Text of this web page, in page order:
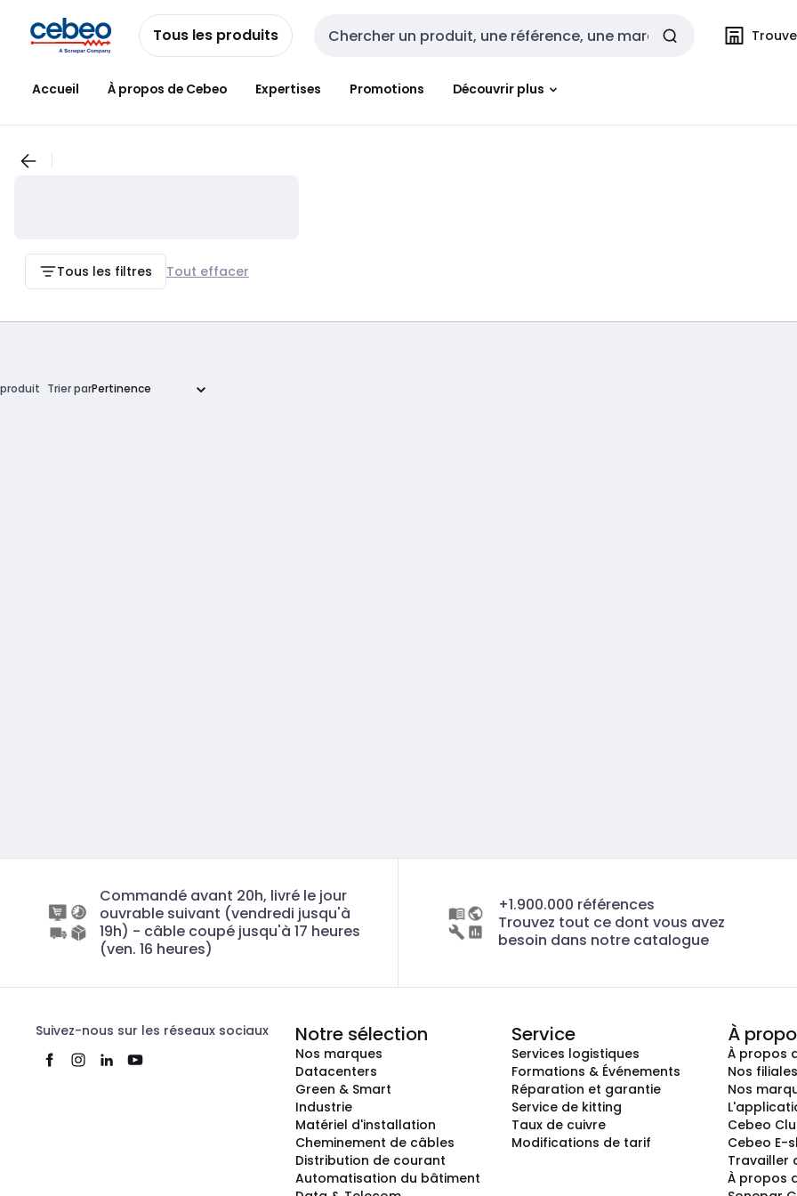
navigationau
contenu
Tous les produits Entrée de recherche
Accueil À propos de Cebeo Expertises Promotions Découvrir plus
Tous les filtres Tout effacer
produit Trier par
Commandé avant 20h, livré le jour
ouvrable suivant (vendredi jusqu'à
19h) - câble coupé jusqu'à 17 heures
(ven. 16 heures)
+1.900.000 références
Trouvez tout ce dont vous avez
besoin dans notre catalogue
Suivez-nous sur les réseaux sociaux Notre sélection
Nos marques
Datacenters
Green & Smart
Industrie
Matériel d'installation
Cheminement de câbles
Distribution de courant
Automatisation du bâtiment
Service
Services logistiques
Formations & Événements
Réparation et garantie
Service de kitting
Taux de cuivre
Modifications de tarif
À
À propos
Nos filiales
Nos
Cebeo
Cebeo E-
Travailler
À propos